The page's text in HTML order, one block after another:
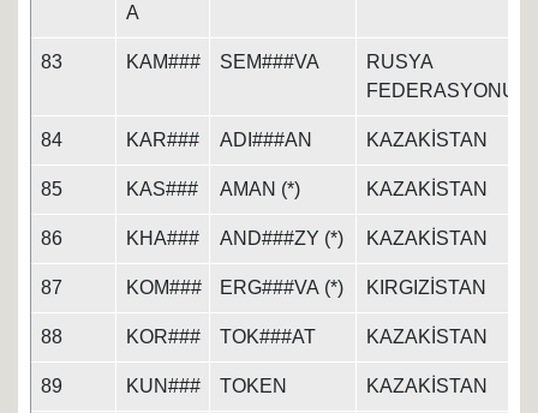
A
83 KAM### SEM###VA
RUSYA
FEDERASYONU
84 KAR### ADI###AN KAZAKİSTAN
85 KAS### AMAN (*) KAZAKİSTAN
86 KHA### AND###ZY (*) KAZAKİSTAN
87 KOM### ERG###VA (*) KIRGIZİSTAN
88 KOR### TOK###AT KAZAKİSTAN
89 KUN### TOKEN KAZAKİSTAN